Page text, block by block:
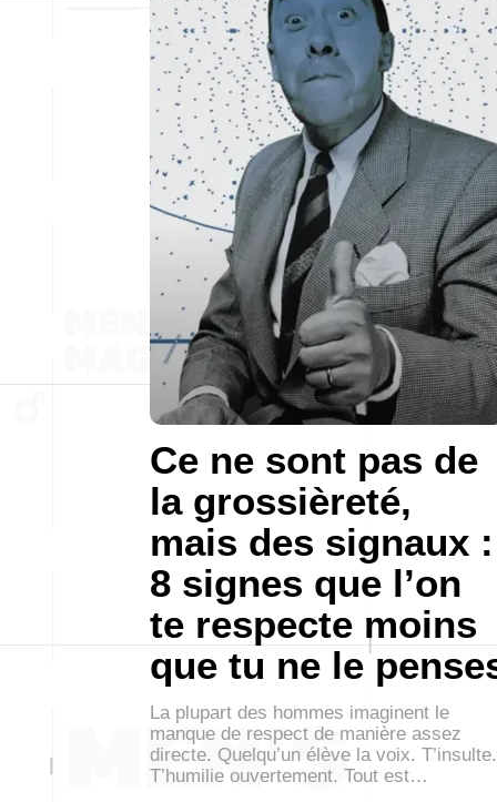
Ce ne sont pas de
la grossièreté,
mais des signaux :
8 signes que l’on
te respecte moins
que tu ne le
La plupart des hommes imaginent le
manque de respect de manière assez
directe. Quelqu’un élève la voix. T’insulte.
T’humilie ouvertement. Tout est…